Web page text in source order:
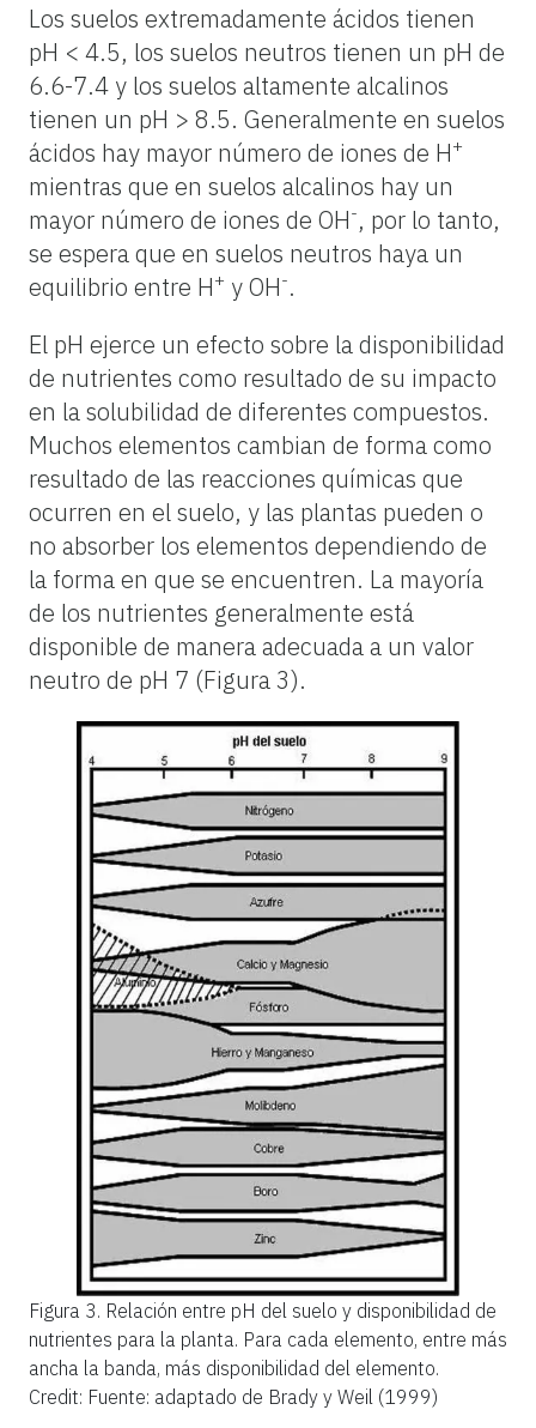
Los suelos extremadamente ácidos tienen
pH < 4.5, los suelos neutros tienen un pH de
6.6-7.4 y los suelos altamente alcalinos
tienen un pH > 8.5. Generalmente en suelos
ácidos hay mayor número de iones de H+
mientras que en suelos alcalinos hay un
mayor número de iones de OH-, por lo tanto,
se espera que en suelos neutros haya un
equilibrio entre H+ y OH-.
El pH ejerce un efecto sobre la disponibilidad
de nutrientes como resultado de su impacto
en la solubilidad de diferentes compuestos.
Muchos elementos cambian de forma como
resultado de las reacciones químicas que
ocurren en el suelo, y las plantas pueden o
no absorber los elementos dependiendo de
la forma en que se encuentren. La mayoría
de los nutrientes generalmente está
disponible de manera adecuada a un valor
neutro de pH 7 (Figura 3).
Figura 3. Relación entre pH del suelo y disponibilidad de
nutrientes para la planta. Para cada elemento, entre más
ancha la banda, más disponibilidad del elemento.
Credit: Fuente: adaptado de Brady y Weil (1999)